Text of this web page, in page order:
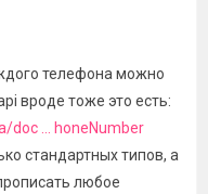
телефона можно
вроде тоже это есть:
doc ... honeNumber
стандартных типов, а
любое